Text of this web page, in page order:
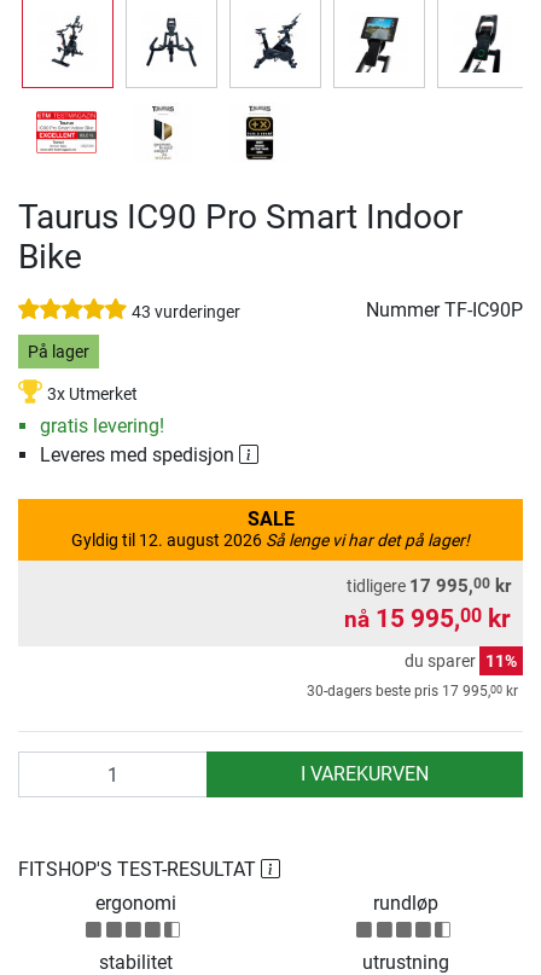
Taurus IC90 Pro Smart Indoor
Bike
43 vurderinger NummerTF-IC90P
På lager
3x Utmerket
gratis levering!
Leveres med spedisjon
SALE
Gyldig til 12. august 2026 Så lenge vi har det på lager!
tidligere 17 995,00 kr
nå 15 995,00 kr
du sparer 11%
30-dagers beste pris 17 995,00 kr
I VAREKURVEN
FITSHOP'S TEST-RESULTAT
ergonomi
rundløp
stabilitet utrustning